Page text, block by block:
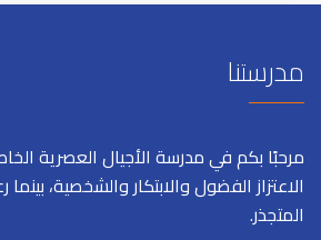
مدرستنا
مرحبًا بكم في مدرسة الأجيال العصرية
الاعتزاز الفضول والابتكار والشخصية،
المتجذر.